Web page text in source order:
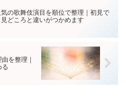
気の歌舞伎演目を順位で整理｜初見で
見どころと違いがつかめます
を整理｜
る